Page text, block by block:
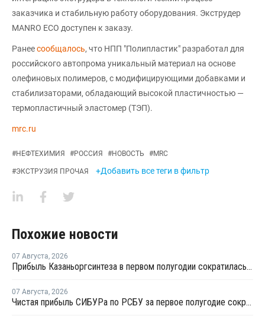
заказчика и стабильную работу оборудования. Экструдер
MANRO ECO доступен к заказу.
Ранеесообщалось, что НПП "Полипластик" разработал для
российского автопрома уникальный материал на основе
олефиновых полимеров, с модифицирующими добавками и
стабилизаторами, обладающий высокой пластичностью —
термопластичный эластомер (ТЭП).
mrc.ru
#НЕФТЕХИМИЯ #РОССИЯ #НОВОСТЬ #MRC
#ЭКСТРУЗИЯ ПРОЧАЯ +Добавить все теги в фильтр
Похожие новости
07 Августа, 2026
Прибыль Казаньоргсинтеза в первом полугодии сократилась более чем в 2 раза
07 Августа, 2026
Чистая прибыль СИБУРа по РСБУ за первое полугодие сократилась в 3,6 раза